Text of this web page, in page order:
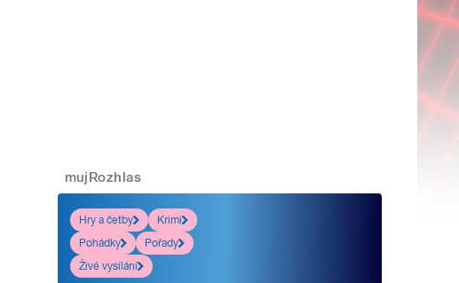
mujRozhlas
Hry a četby
Krimi
Pohádky
Pořady
Živé vysílání